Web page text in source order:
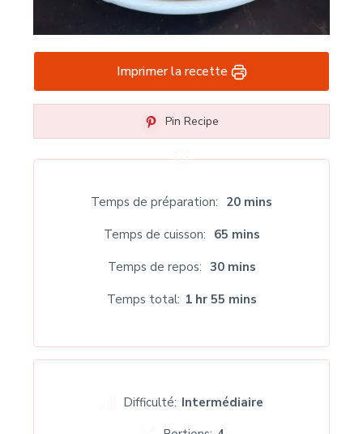
Imprimer la recette
Pin Recipe
Temps de préparation
20 mins
Temps de cuisson
65 mins
Temps de repos
30 mins
Temps total 1 hr 55 mins
Difficulté: Intermédiaire